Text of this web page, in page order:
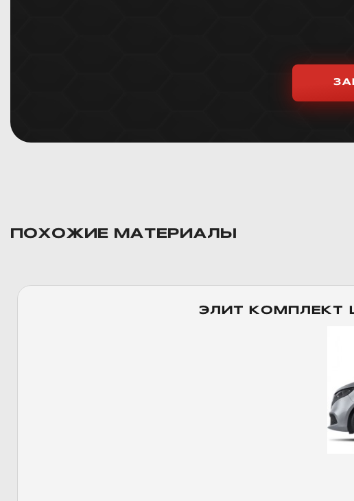
ПОХОЖИЕ МАТЕРИАЛЫ
ЭЛИТ КОМПЛЕКТ